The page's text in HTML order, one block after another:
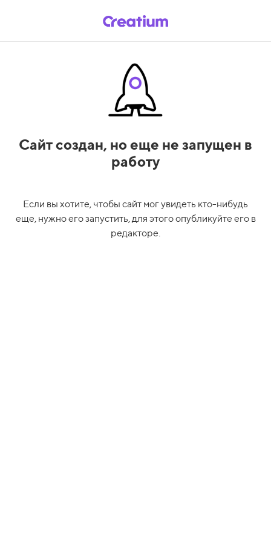
Сайт создан, но еще не запущен в
работу
Если вы хотите, чтобы сайт мог увидеть кто-нибудь
еще, нужно его запустить, для этого опубликуйте его в
редакторе.